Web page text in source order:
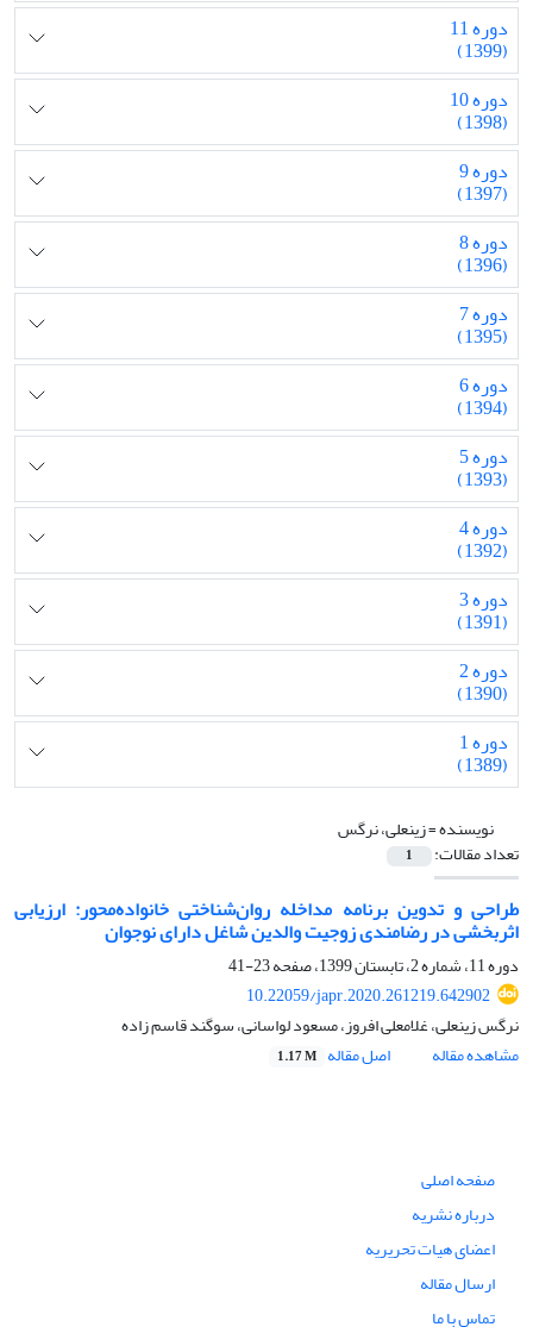
دوره 11
(1399)
دوره 10
(1398)
دوره 9
(1397)
دوره 8
(1396)
دوره 7
(1395)
دوره 6
(1394)
دوره 5
(1393)
دوره 4
(1392)
دوره 3
(1391)
دوره 2
(1390)
دوره 1
(1389)
نویسنده =زینعلی، نرگس
تعداد مقالات: 1
طراحی و تدوین برنامه مداخله روان‌شناختی خانواده‌محور: ارزیابی
اثربخشی در رضامندی زوجیت والدین شاغل دارای نوجوان
دوره 11، شماره 2، تابستان 1399، صفحه
23-41
10.22059/japr.2020.261219.642902
نرگس زینعلی، غلامعلی افروز، مسعود لواسانی، سوگند قاسم زاده
مشاهده مقاله
اصل مقاله 1.17 M
صفحه اصلی
درباره نشریه
اعضای هیات تحریریه
ارسال مقاله
تماس با ما